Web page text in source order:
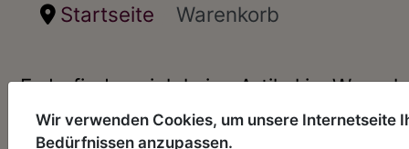
Startseite Warenkorb
Es befinden sich keine Artikel im
zurück zum Shop
Wir verwenden Cookies, um unsere Internetseite
Bedürfnissen anzupassen.